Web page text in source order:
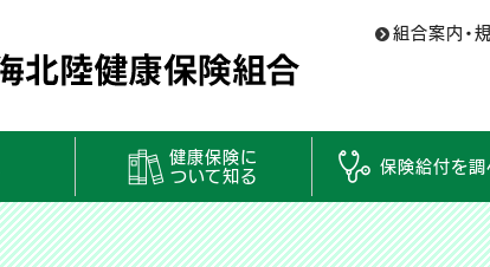
組合案内・
健康保険に
ついて知る
保険給付を調